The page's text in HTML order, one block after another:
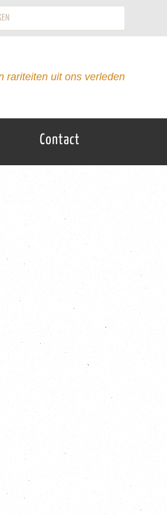
rariteiten uit ons verleden
Contact